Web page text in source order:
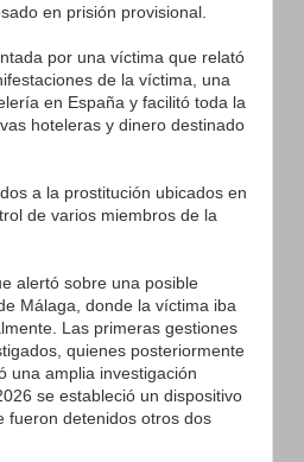
en prisión provisional.
por una víctima que relató
de la víctima, una
en España y facilitó toda la
hoteleras y dinero destinado
a la prostitución ubicados en
de varios miembros de la
alertó sobre una posible
Málaga, donde la víctima iba
Las primeras gestiones
quienes posteriormente
una amplia investigación
se estableció un dispositivo
fueron detenidos otros dos